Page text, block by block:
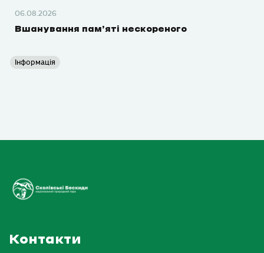
06.08.2026
Вшанування пам’яті нескореного
Інформація
Контакти